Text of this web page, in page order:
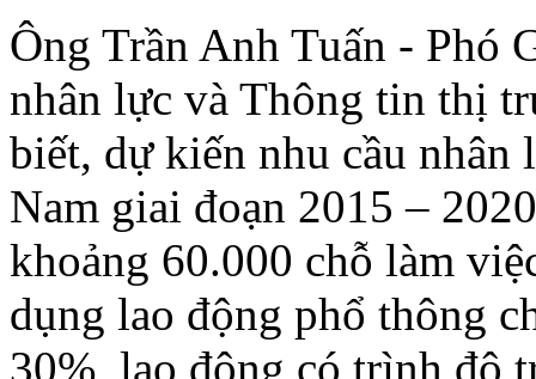
Ông Trần Anh Tuấn - Phó
nhân lực và Thông tin thị
biết, dự kiến nhu cầu nhân
Nam giai đoạn 2015 –
khoảng 60.000 chỗ làm
dụng lao động phổ thông
30%, lao động có trình độ